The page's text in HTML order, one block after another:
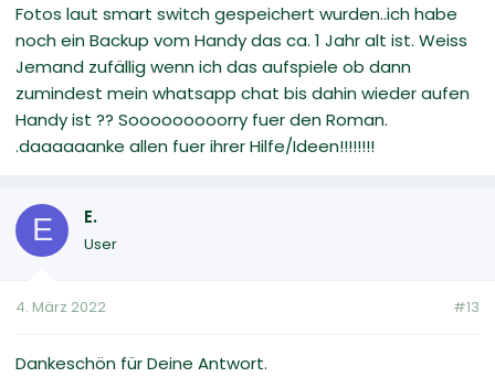
Fotos laut smart switch gespeichert wurden..ich habe
noch ein Backup vom Handy das ca. 1 Jahr alt ist. Weiss
Jemand zufällig wenn ich das aufspiele ob dann
zumindest mein whatsapp chat bis dahin wieder aufen
Handy ist ?? Sooooooooorry fuer den Roman.
.daaaaaanke allen fuer ihrer Hilfe/Ideen!!!!!!!!
E E.
User
4. März 2022 #13
Dankeschön für Deine Antwort.